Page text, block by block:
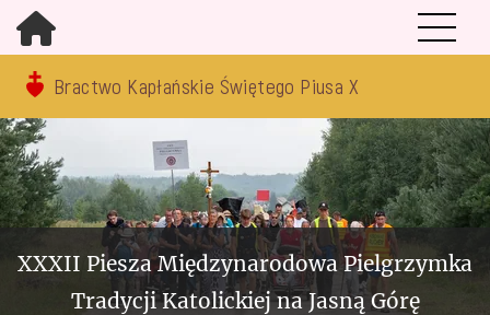
Bractwo Kapłańskie Świętego Piusa X
XXXII Piesza Międzynarodowa Pielgrzymka
Tradycji Katolickiej na Jasną Górę